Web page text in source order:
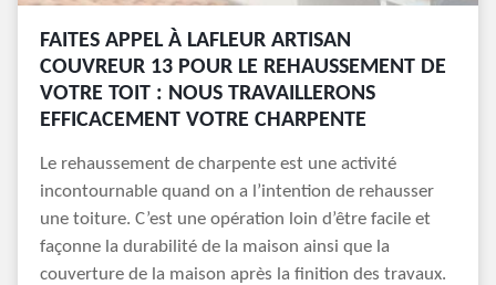
FAITES APPEL À LAFLEUR ARTISAN
COUVREUR 13 POUR LE REHAUSSEMENT DE
VOTRE TOIT : NOUS TRAVAILLERONS
EFFICACEMENT VOTRE CHARPENTE
Le rehaussement de charpente est une activité
incontournable quand on a l’intention de rehausser
une toiture. C’est une opération loin d’être facile et
façonne la durabilité de la maison ainsi que la
couverture de la maison après la finition des travaux.